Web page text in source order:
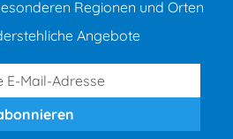
Regionen und Orten
Angebote